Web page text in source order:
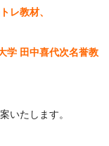
レ教材、
学 田中喜代次名誉教
いたします。